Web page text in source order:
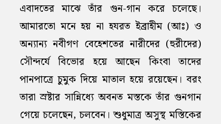
এবাদতের মাঝে তাঁর গুন-গান করে চলেছে।
আমারতো মনে হয় না হযরত ইব্রাহীম (আঃ) ও
অন্যান্য নবীগণ বেহেশতের নারীদের (হুরীদের)
সৌন্দর্যে বিভোর হয়ে আছেন কিংবা তাদের
পানপাত্রে চুমুক দিয়ে মাতাল হয়ে রয়েছেন। বরং
তারা স্রষ্টার সান্নিধ্যে অবনত মস্তকে তাঁর গুনগান
গেয়ে চলেছেন, চলবেন। শুধুমাত্র অসুস্থ মস্তিকের